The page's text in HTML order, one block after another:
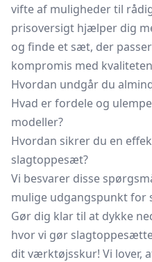
vifte af muligheder til
prisoversigt hjælper dig
og finde et sæt, der
kompromis med
Hvordan undgår du
Hvad er fordele og
modeller?
Hvordan sikrer du en
slagtoppesæt?
Vi besvarer disse
mulige udgangspunkt for
Gør dig klar til at dykke
hvor vi gør
dit værktøjsskur! Vi lover,